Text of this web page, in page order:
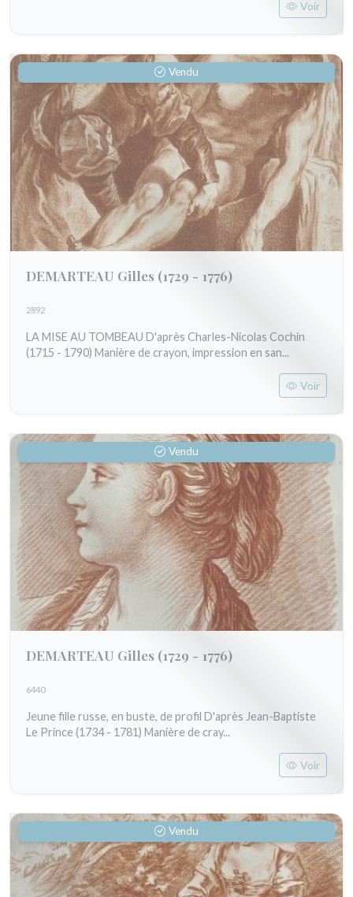
Voir
Vendu
DEMARTEAU Gilles (1729 - 1776)
2892
LA MISE AU TOMBEAU D'après Charles-Nicolas Cochin
(1715 - 1790) Manière de crayon, impression en san...
Voir
Vendu
DEMARTEAU Gilles (1729 - 1776)
6440
Jeune fille russe, en buste, de profil D'après Jean-Baptiste
Le Prince (1734 - 1781) Manière de cray...
Voir
Vendu